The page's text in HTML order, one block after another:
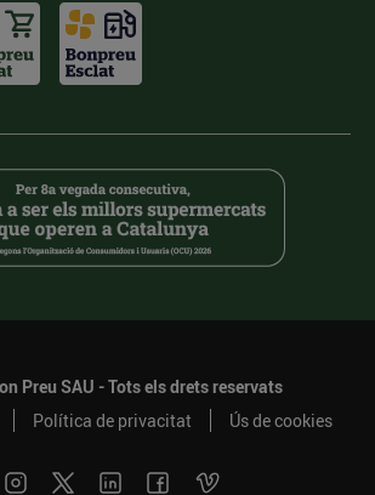
Preu SAU - Tots els drets reservats
Política de privacitat Ús de cookies